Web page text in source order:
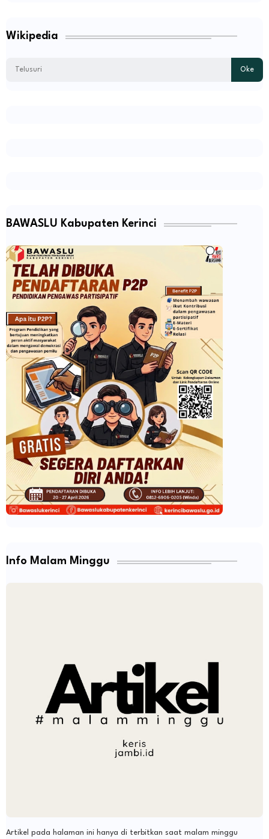
Wikipedia
BAWASLU Kabupaten Kerinci
Info Malam Minggu
Artikel pada halaman ini hanya di terbitkan saat malam minggu